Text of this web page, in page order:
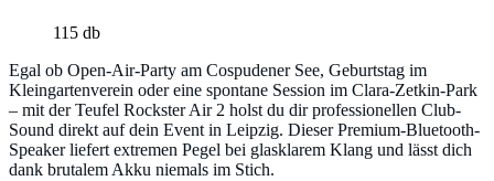
115 db
Egal ob Open-Air-Party am Cospudener See, Geburtstag im
Kleingartenverein oder eine spontane Session im Clara-Zetkin-Park
– mit der Teufel Rockster Air 2 holst du dir professionellen Club-
Sound direkt auf dein Event in Leipzig. Dieser Premium-Bluetooth-
Speaker liefert extremen Pegel bei glasklarem Klang und lässt dich
dank brutalem Akku niemals im Stich.